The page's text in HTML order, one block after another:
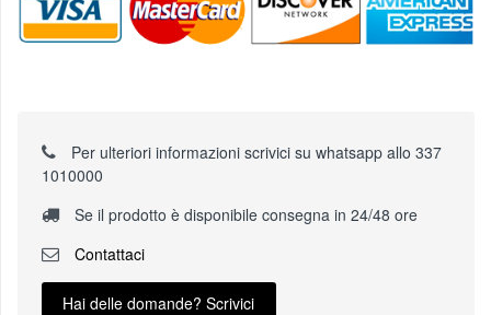
Per ulteriori informazioni scrivici su whatsapp allo 337
1010000
Se il prodotto è disponibile consegna in 24/48 ore
Contattaci
Hai delle domande? Scrivici